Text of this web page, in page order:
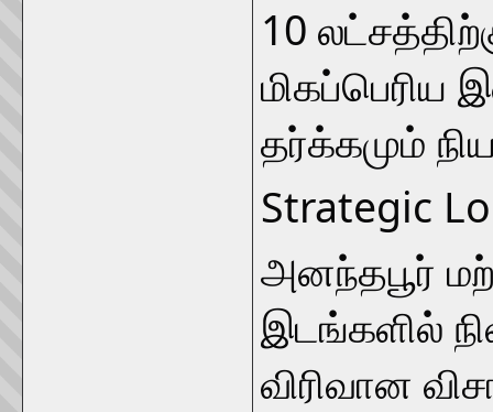
10
தர்க்கமும்
Strategic
அனந்தபூர்
இடங்களில்
விரிவான